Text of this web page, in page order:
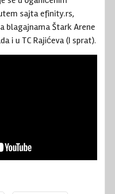
sajta efinity.rs,
blagajnama Štark Arene
i u TC Rajićeva (I sprat).